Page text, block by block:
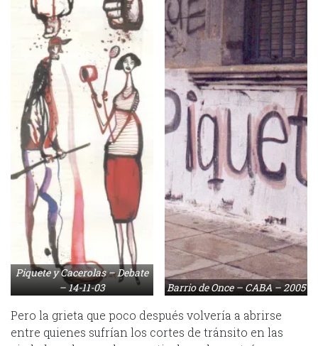
Piquete y Cacerolas – Debate
– 14-11-03
Barrio de Once – CABA – 2005
Pero la grieta que poco después volvería a abrirse
entre quienes sufrían los cortes de tránsito en las